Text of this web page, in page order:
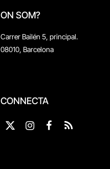
ON SOM?
Carrer Bailén 5, principal.
08010, Barcelona
CONNECTA
X
InstagramFacebook
RSS